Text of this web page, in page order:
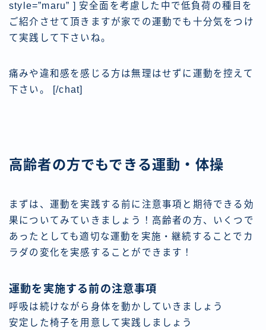
style=”maru” ] 安全面を考慮した中で低負荷の種目を
ご紹介させて頂きますが家での運動でも十分気をつけ
て実践して下さいね。
痛みや違和感を感じる方は無理はせずに運動を控えて
下さい。 [/chat]
高齢者の方でもできる運動・体操
まずは、運動を実践する前に注意事項と期待できる効
果についてみていきましょう！高齢者の方、いくつで
あったとしても適切な運動を実施・継続することでカ
ラダの変化を実感することができます！
運動を実施する前の注意事項
呼吸は続けながら身体を動かしていきましょう
安定した椅子を用意して実践しましょう